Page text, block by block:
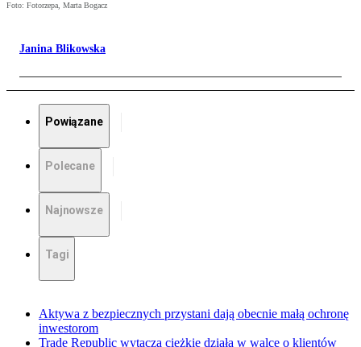
Foto: Fotorzepa, Marta Bogacz
Janina Blikowska
Powiązane
Polecane
Najnowsze
Tagi
Aktywa z bezpiecznych przystani dają obecnie małą ochronę
inwestorom
Trade Republic wytacza ciężkie działa w walce o klientów